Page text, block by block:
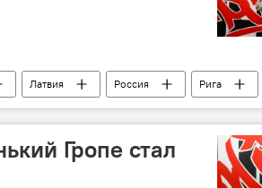
Латвия Россия
Рига
Sputnik НТВ
Гропе стал